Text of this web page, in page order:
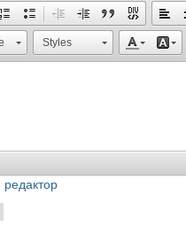
Styles
редактор